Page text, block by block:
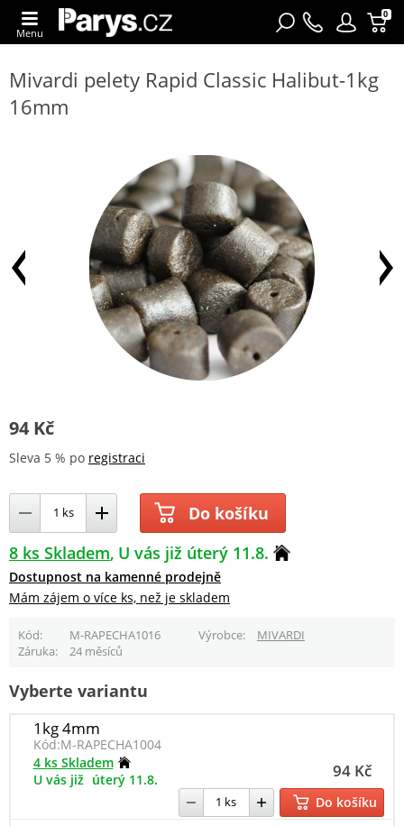
0
Menu
Mivardi pelety Rapid Classic Halibut-1kg
16mm
94 Kč
Sleva 5 % po registraci
Do košíku
8 ks Skladem U vás již úterý 11.8.
Dostupnost na kamenné prodejně
Mám zájem o více ks, než je skladem
Kód M-RAPECHA1016 Výrobce
MIVARDI
Záruka
24 měsíců
Vyberte variantu
1kg 4mm
Kód:M-RAPECHA1004
94 Kč
4 ks Skladem
U vás již úterý 11.8.
Do košíku